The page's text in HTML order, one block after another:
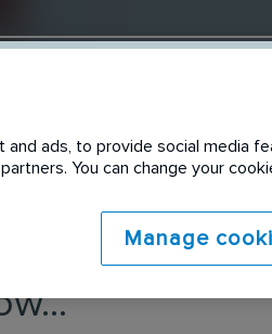
now
ads, to provide social media
You can change your
Manage